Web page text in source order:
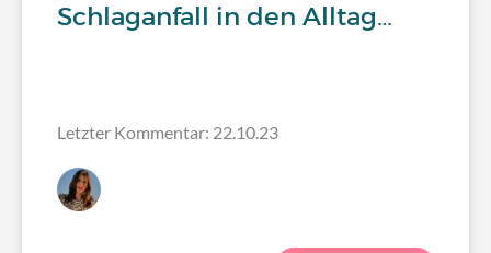
Schlaganfall in den Alltag…
Letzter Kommentar: 22.10.23